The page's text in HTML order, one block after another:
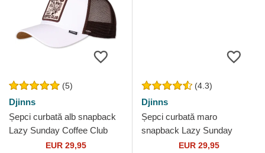
(5)
Djinns
Șepci curbată alb snapback
Lazy Sunday Coffee Club
HFT de DjinnsEUR 29,95
(4.3)
Djinns
Șepci curbată maro
snapback Lazy Sunday
Coffee HFT de Djinns
EUR 29,95